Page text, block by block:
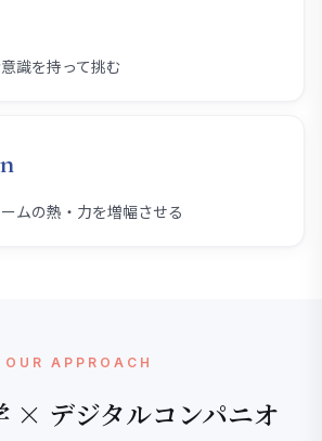
識を持って挑む
ムの熱・力を増幅させる
OUR APPROACH
× デジタルコンパニオ